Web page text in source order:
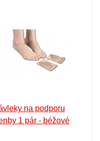
na podporu
1 pár - béžové